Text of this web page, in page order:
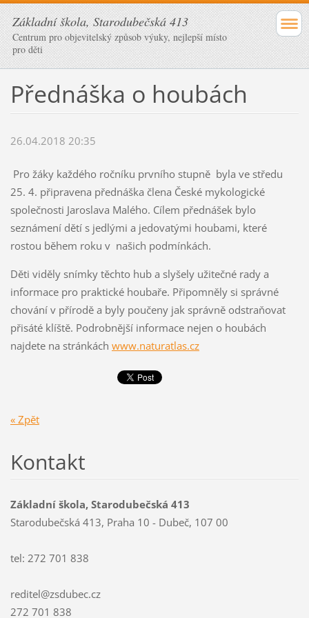
Základní škola, Starodubečská 413
Centrum pro objevitelský způsob výuky, nejlepší místo
pro děti
Přednáška o houbách
26.04.2018 20:35
Pro žáky každého ročníku prvního stupně byla ve středu
25. 4. připravena přednáška člena České mykologické
společnosti Jaroslava Malého. Cílem přednášek bylo
seznámení dětí s jedlými a jedovatými houbami, které
rostou během roku v našich podmínkách.
Děti viděly snímky těchto hub a slyšely užitečné rady a
informace pro praktické houbaře. Připomněly si správné
chování v přírodě a byly poučeny jak správně odstraňovat
přisáté klíště. Podrobnější informace nejen o houbách
najdete na stránkách www.naturatlas.cz
« Zpět
Kontakt
Základní škola, Starodubečská 413
Starodubečská 413, Praha 10 - Dubeč, 107 00
tel: 272 701 838
reditel@zsdubec.cz
272 701 838